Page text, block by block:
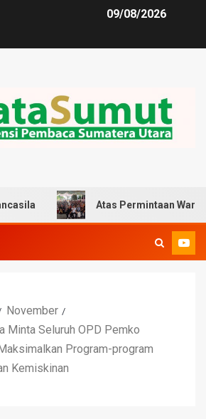
09/08/2026
Atas Permintaan Warga, Zulkarnaen
November
Minta Seluruh OPD Pemko
Program-program
Kemiskinan